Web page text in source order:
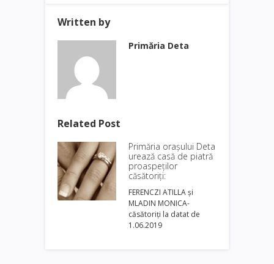
Written by
Primăria Deta
Related Post
Primăria oraşului Deta
urează casă de piatră
proaspeţilor
căsătoriţi:
FERENCZI ATILLA şi
MLADIN MONICA-
căsătoriți la datat de
1.06.2019